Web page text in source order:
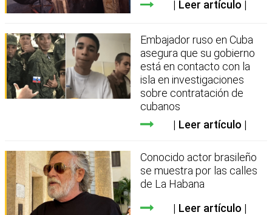
Leer artículo
Embajador ruso en Cuba
asegura que su gobierno
está en contacto con la
isla en investigaciones
sobre contratación de
cubanos
Leer artículo
Conocido actor brasileño
se muestra por las calles
de La Habana
Leer artículo